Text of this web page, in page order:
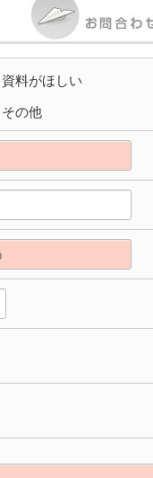
資料がほしい
その他